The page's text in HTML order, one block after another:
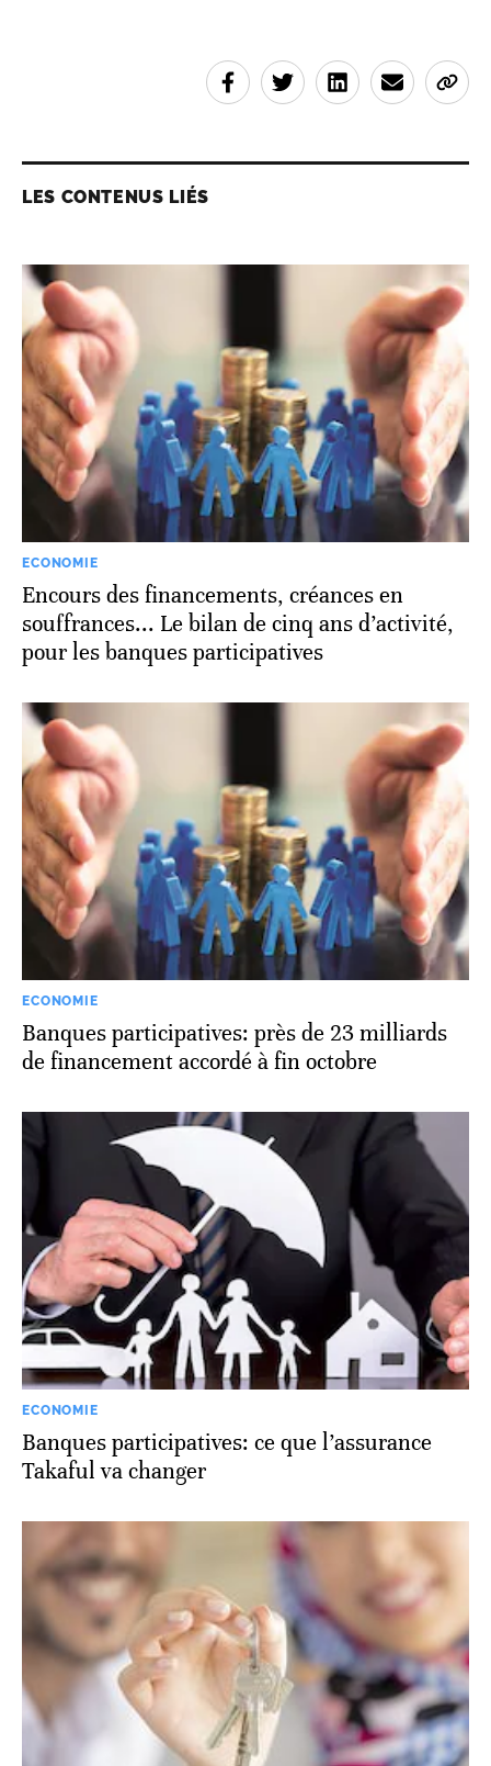
LES CONTENUS LIÉS
ECONOMIE
Encours des financements, créances en
souffrances... Le bilan de cinq ans d’activité,
pour les banques participatives
ECONOMIE
Banques participatives: près de 23 milliards
de financement accordé à fin octobre
ECONOMIE
Banques participatives: ce que l’assurance
Takaful va changer